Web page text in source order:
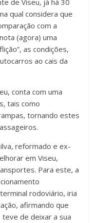
de Viseu, já há 30
qual considera que
com a
(agora) uma
as condições,
ao cais da
conta com uma
tais como
tornando estes
reformado e ex-
em Viseu,
Para este, a
rodoviário, iria
afirmando que
de deixar a sua